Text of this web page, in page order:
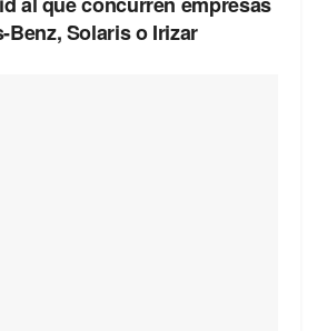
Benz, Solaris o Irizar